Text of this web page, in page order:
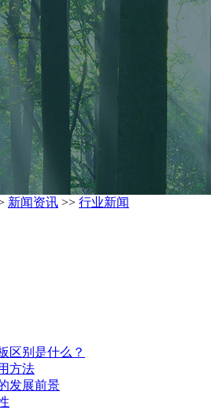
新闻资讯 >> 行业新闻
区别是什么？
方法
发展前景